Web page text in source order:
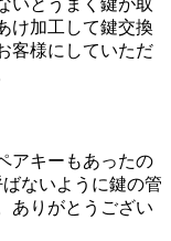
いとうまく鍵が取
け加工して鍵交換
客様にしていただ
アキーもあったの
ないように鍵の管
ありがとうござい